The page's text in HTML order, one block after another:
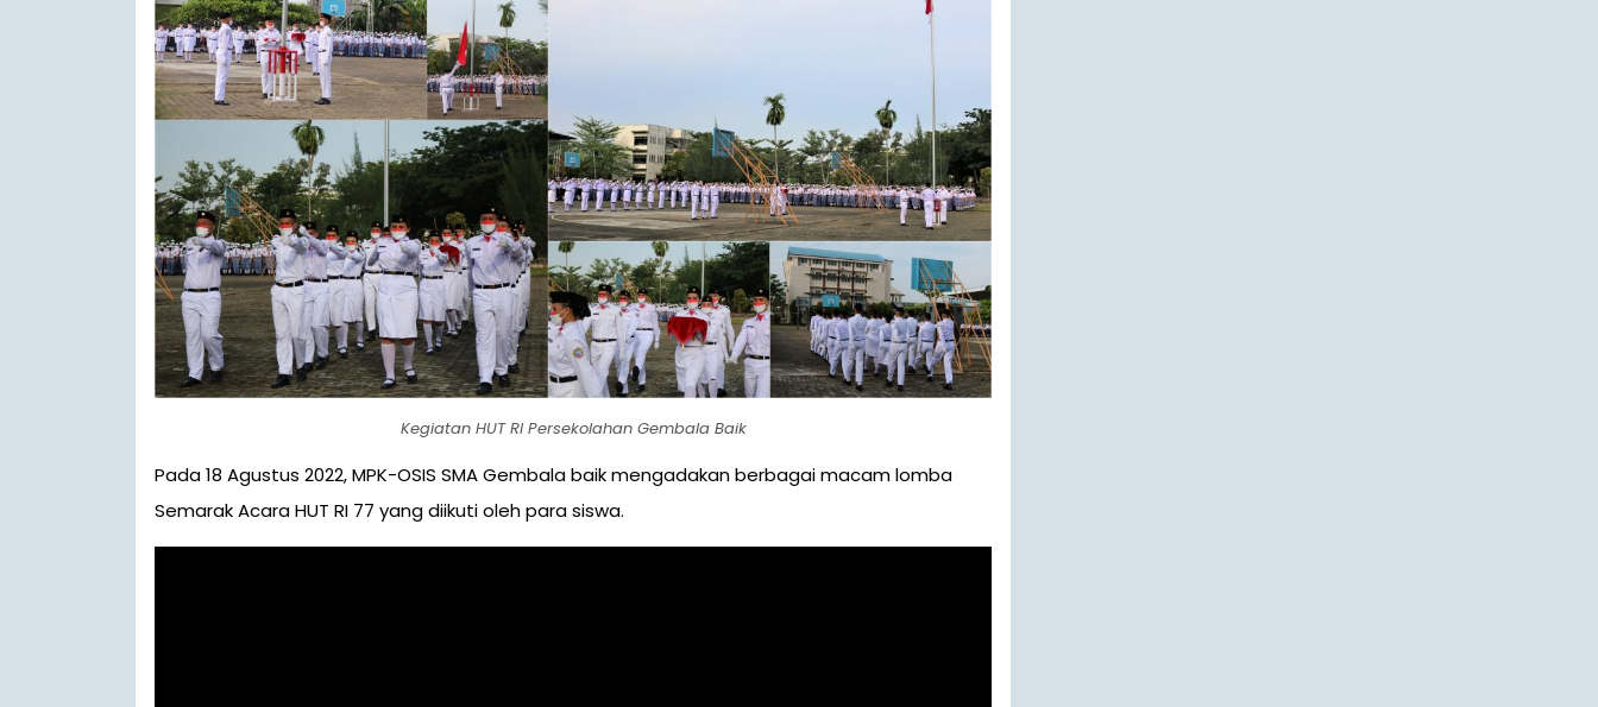
Kegiatan HUT RI Persekolahan Gembala Baik
Pada 18 Agustus 2022, MPK-OSIS SMA Gembala baik mengadakan berbagai macam lomba
Semarak Acara HUT RI 77 yang diikuti oleh para siswa.